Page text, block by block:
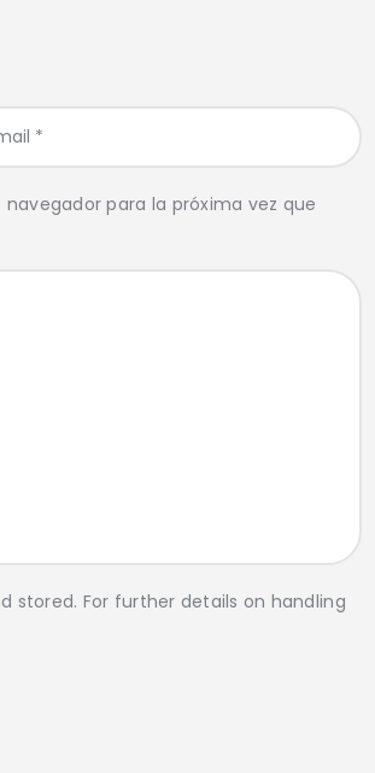
para la próxima vez que
For further details on handling